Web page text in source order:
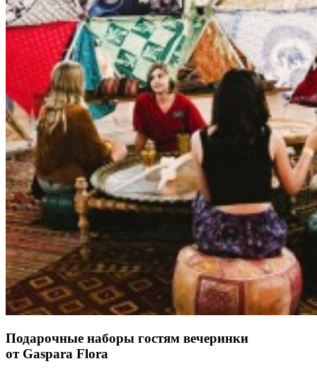
Подарочные наборы гостям вечеринки
от Gaspara Flora